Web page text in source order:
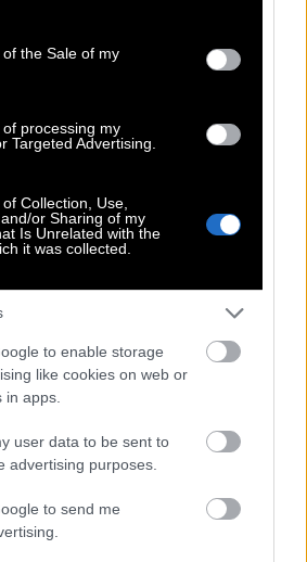
specified purposes in below Google
the Sale of my
processing my
Targeted Advertising.
Collection, Use,
or Sharing of my
Is Unrelated with the
it was collected.
to enable storage
like cookies on web or
apps.
user data to be sent to
advertising purposes.
to send me
Οι διαζευγμένες
ποτέ.
βρέθηκε στο στόχαστρο
της, προχώρησε σχετικά
και εμφανίστηκε με έναν νέο
της. Το ενδιαφέρον είναι
τον χρόνο που ήρθε.
άγραφος κοινωνικός
πόσους μήνες ή χρόνια